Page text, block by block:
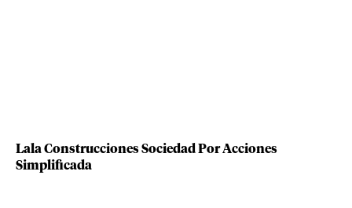
Lala Construcciones Sociedad Por Acciones
Simplificada